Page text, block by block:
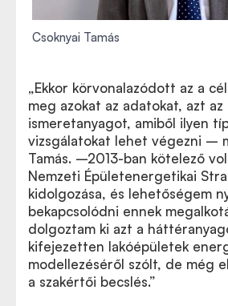
Csoknyai Tamás
„Ekkor körvonalazódott az a
meg azokat az adatokat, azt
ismeretanyagot, amiből ilyen
vizsgálatokat lehet végezni –
Tamás. –2013-ban kötelező
Nemzeti Épületenergetikai
kidolgozása, és lehetőségem
bekapcsolódni ennek
dolgoztam ki azt a
kifejezetten lakóépületek
modellezéséről szólt, de még
a szakértői becslés.”